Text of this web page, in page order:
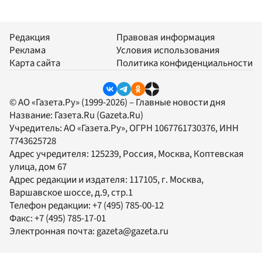
Редакция
Реклама
Карта сайта
Правовая информация
Условия использования
Политика конфиденциальности
© АО «Газета.Ру» (1999-2026) – Главные новости дня
Название: Газета.Ru (Gazeta.Ru)
Учредитель:АО «Газета.Ру», ОГРН 1067761730376, ИНН
7743625728
Адрес учредителя: 125239, Россия, Москва, Коптевская
улица, дом 67
Адрес редакции и издателя: 117105, г. Москва,
Варшавское шоссе, д.9, стр.1
Телефон редакции:+7 (495) 785-00-12
Факс:+7 (495) 785-17-01
Электронная почта: gazeta@gazeta.ru